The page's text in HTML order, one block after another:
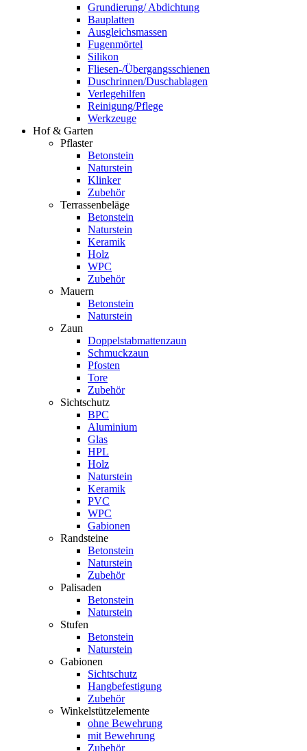
Grundierung/ Abdichtung
Bauplatten
Ausgleichsmassen
Fugenmörtel
Silikon
Fliesen-/Übergangsschienen
Duschrinnen/Duschablagen
Verlegehilfen
Reinigung/Pflege
Werkzeuge
Hof & Garten
Pflaster
Betonstein
Naturstein
Klinker
Zubehör
Terrassenbeläge
Betonstein
Naturstein
Keramik
Holz
WPC
Zubehör
Mauern
Betonstein
Naturstein
Zaun
Doppelstabmattenzaun
Schmuckzaun
Pfosten
Tore
Zubehör
Sichtschutz
BPC
Aluminium
Glas
HPL
Holz
Naturstein
Keramik
PVC
WPC
Gabionen
Randsteine
Betonstein
Naturstein
Zubehör
Palisaden
Betonstein
Naturstein
Stufen
Betonstein
Naturstein
Gabionen
Sichtschutz
Hangbefestigung
Zubehör
Winkelstützelemente
ohne Bewehrung
mit Bewehrung
Zubehör